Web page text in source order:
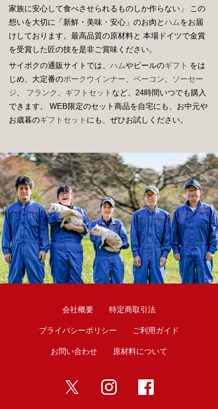
家族に安心して食べさせられるものしか作らない」 この
想いを大切に「新鮮・美味・安心」のお肉とハム をお届
けしております。最高品質の原材料と 本場ドイツで金賞
を受賞した匠の技を是非ご賞味ください。
サイボクの通販サイトでは、 ハムやビールのギフト をは
じめ、大定番のポークウインナー ベーコン
ソーセー
ジ
フランク ギフトセット など、24時間いつでも購入
できます。 WEB限定のセット商品を自宅にも、お中元や
お歳暮のギフトセット にも、ぜひお試しください。
会社概要 特定商取引法
プライバシーポリシー ご利用ガイド
お問い合わせ 原材料について
twitter インスタ